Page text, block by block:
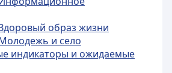
образ жизни
и село
индикаторы и ожидаемые